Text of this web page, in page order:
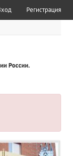
Регистрация
России.